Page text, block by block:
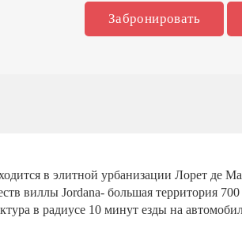
Забронировать
в элитной урбанизации Лорет де
виллы Jordana- большая территория 700
в радиусе 10 минут езды на